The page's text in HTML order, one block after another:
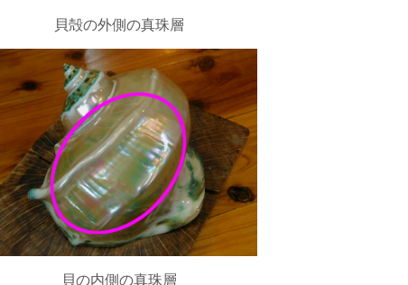
貝殻の外側の真珠層
貝の内側の真珠層